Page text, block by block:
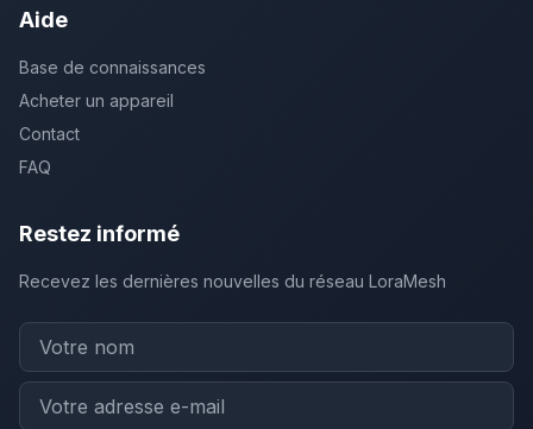
Aide
Base de connaissances
Acheter un appareil
Contact
FAQ
Restez informé
Recevez les dernières nouvelles du réseau LoraMesh